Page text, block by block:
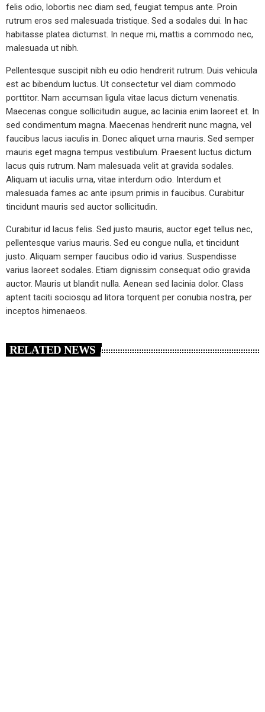
felis odio, lobortis nec diam sed, feugiat tempus ante. Proin
rutrum eros sed malesuada tristique. Sed a sodales dui. In hac
habitasse platea dictumst. In neque mi, mattis a commodo nec,
malesuada ut nibh.
Pellentesque suscipit nibh eu odio hendrerit rutrum. Duis vehicula
est ac bibendum luctus. Ut consectetur vel diam commodo
porttitor. Nam accumsan ligula vitae lacus dictum venenatis.
Maecenas congue sollicitudin augue, ac lacinia enim laoreet et. In
sed condimentum magna. Maecenas hendrerit nunc magna, vel
faucibus lacus iaculis in. Donec aliquet urna mauris. Sed semper
mauris eget magna tempus vestibulum. Praesent luctus dictum
lacus quis rutrum. Nam malesuada velit at gravida sodales.
Aliquam ut iaculis urna, vitae interdum odio. Interdum et
malesuada fames ac ante ipsum primis in faucibus. Curabitur
tincidunt mauris sed auctor sollicitudin.
Curabitur id lacus felis. Sed justo mauris, auctor eget tellus nec,
pellentesque varius mauris. Sed eu congue nulla, et tincidunt
justo. Aliquam semper faucibus odio id varius. Suspendisse
varius laoreet sodales. Etiam dignissim consequat odio gravida
auctor. Mauris ut blandit nulla. Aenean sed lacinia dolor. Class
aptent taciti sociosqu ad litora torquent per conubia nostra, per
inceptos himenaeos.
RELATED NEWS